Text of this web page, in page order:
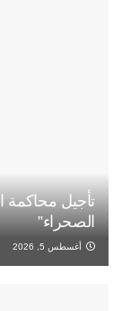
تأجيل محاكمة
الصحراء”
أغسطس 5, 2026